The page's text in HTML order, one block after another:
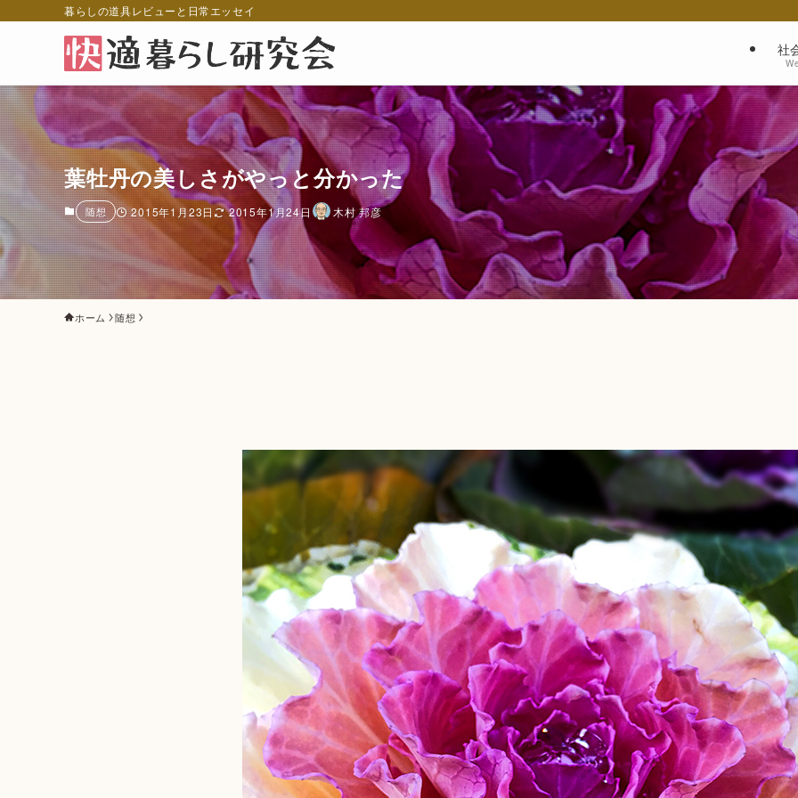
暮らしの道具レビューと日常エッセイ
社
葉牡丹の美しさがやっと分かった
随想 2015年1月23日 2015年1月24日 木村 邦彦
ホーム 随想